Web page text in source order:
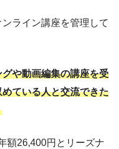
ライン講座を管理して
や動画編集の講座を受
ている人と交流できた
額26,400円とリーズナ